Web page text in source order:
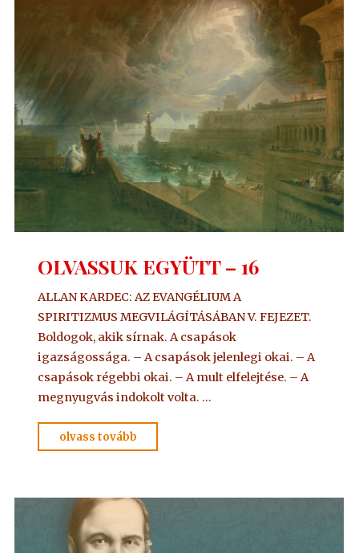
OLVASSUK EGYÜTT – 16
ALLAN KARDEC: AZ EVANGÉLIUM A
SPIRITIZMUS MEGVILÁGÍTÁSÁBAN V. FEJEZET.
Boldogok, akik sírnak. A csapások
igazságossága. – A csapások jelenlegi okai. – A
csapások régebbi okai. – A mult elfelejtése. – A
megnyugvás indokolt volta. …
olvass tovább
EGYÜTT
16"